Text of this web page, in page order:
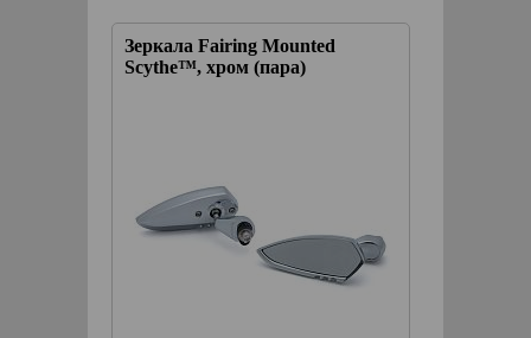
Зеркала Fairing Mounted
Scythe™, хром (пара)